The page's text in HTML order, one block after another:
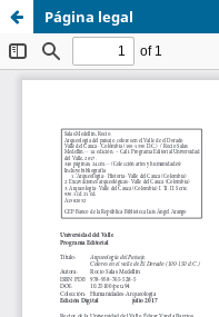
Página legal